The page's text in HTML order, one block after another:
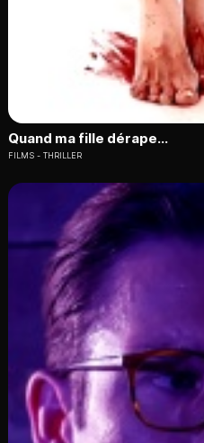
Quand ma fille dérape...
FILMS THRILLER